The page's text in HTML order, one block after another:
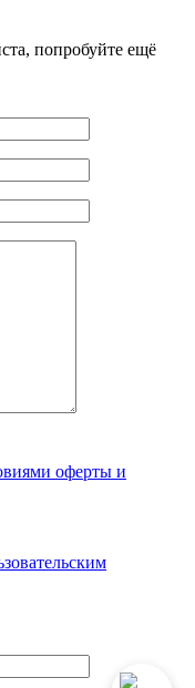
попробуйте ещё
оферты и